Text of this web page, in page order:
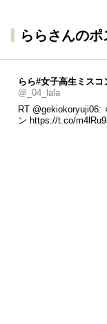
ららさんのポ
らら#女子高生ミスコ
@_04_lala
RT @gekiokoryuji06:
ン https://t.co/